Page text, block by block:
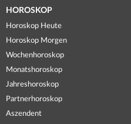
HOROSKOP
Horoskop Heute
Horoskop Morgen
Wochenhoroskop
Monatshoroskop
Jahreshoroskop
Partnerhoroskop
Aszendent